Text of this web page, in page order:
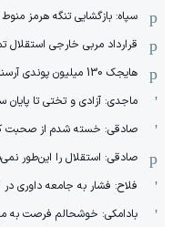
سپاه: بازگشایی تنگه هرمز
قرارداد مربی خارجی استقلال
هایجک 130 میلیون پوندی آرسنال به لیورپول!
ماجدی: آزادی و تختی تا
صادقی: خسته شدم از صحبت
صادقی: استقلال را این‌طور
فلاح: فشار به جامعه داوری در
بادامکی: خوشحالم فرصت به